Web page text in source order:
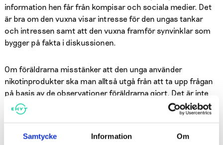
Samtycke Information Om
information hen får från kompisar och sociala medier. Det
är bra om den vuxna visar intresse för den ungas tankar
och intressen samt att den vuxna framför synvinklar som
bygger på fakta i diskussionen.
Om föräldrarna misstänker att den unga använder
nikotinprodukter ska man alltså utgå från att ta upp frågan
på basis av de observationer föräldrarna gjort. Det är inte
bra att ge den unga skuldkänslor, men inte heller att invagga
sig i en föreställning om att misstankarna är obefogade.
användning och att de är beredda att erbjuda stöd och